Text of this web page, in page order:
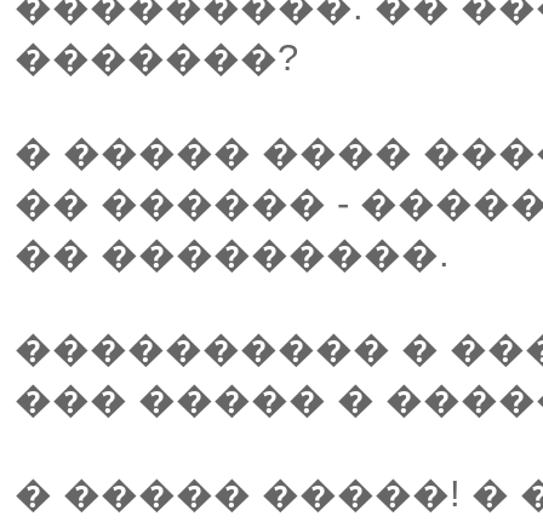
�������?
� ����� ����
�� ������ -
�� ���������.
���������� �
��� ����� �
� ����� �����! �